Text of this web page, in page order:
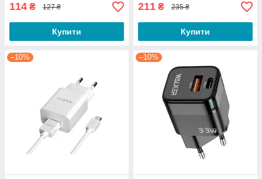
114 ₴ 127 ₴
Купити
211 ₴ 235 ₴
Купити
–10% –10%